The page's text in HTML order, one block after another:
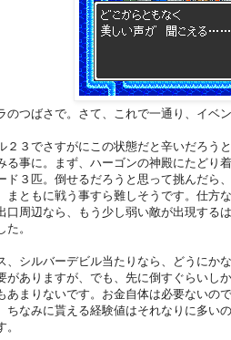
のつばさで。さて、これで一通り、イベ
２３でさすがにこの状態だと辛いだろう
る事に。まず、ハーゴンの神殿にたどり
ド３匹。倒せるだろうと思って挑んだら
まともに戦う事すら難しそうです。仕方
口周辺なら、もう少し弱い敵が出現する
た。
、シルバーデビル当たりなら、どうにか
がありますが、でも、先に倒すぐらいし
あまりないです。お金自体は必要ないの
ちなみに貰える経験値はそれなりに多い